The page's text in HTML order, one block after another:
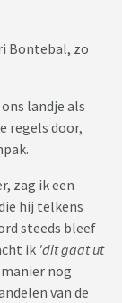
Bontebal, zo
landje als
regels door,
zag ik een
hij telkens
steeds bleef
ik 'dit gaat ut
nog
van de